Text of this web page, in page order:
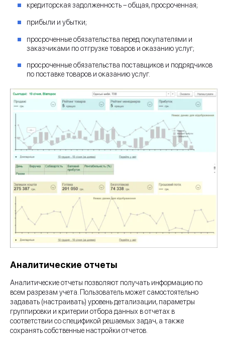
кредиторская задолженность – общая, просроченная;
прибыли и убытки;
просроченные обязательства перед покупателями и
заказчиками по отгрузке товаров и оказанию услуг;
просроченные обязательства поставщиков и подрядчиков
по поставке товаров и оказанию услуг.
Аналитические отчеты
Аналитические отчеты позволяют получать информацию по
всем разрезам учета. Пользователь может самостоятельно
задавать (настраивать) уровень детализации, параметры
группировки и критерии отбора данных в отчетах в
соответствии со спецификой решаемых задач, а также
сохранять собственные настройки отчетов.